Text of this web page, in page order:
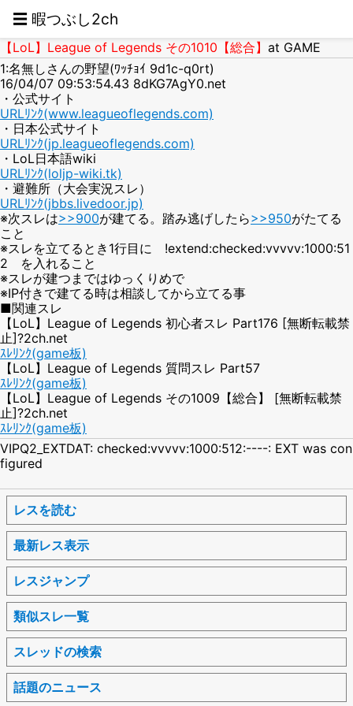
☰ 暇つぶし2ch
【LoL】League of Legends その1010【総合】 at GAME
1:名無しさんの野望(ﾜｯﾁｮｲ 9d1c-q0rt)
16/04/07 09:53:54.43 8dKG7AgY0.net
・公式サイト
URLﾘﾝｸ(www.leagueoflegends.com)
・日本公式サイト
URLﾘﾝｸ(jp.leagueoflegends.com)
・LoL日本語wiki
URLﾘﾝｸ(loljp-wiki.tk)
・避難所（大会実況スレ）
URLﾘﾝｸ(jbbs.livedoor.jp)
※次スレは>>900が建てる。踏み逃げしたら>>950がたてる
こと
※スレを立てるとき1行目に !extend:checked:vvvvv:1000:51
2 を入れること
※スレが建つまではゆっくりめで
※IP付きで建てる時は相談してから立てる事
■関連スレ
【LoL】League of Legends 初心者スレ Part176 [無断転載禁
止]?2ch.net
ｽﾚﾘﾝｸ(game板)
【LoL】League of Legends 質問スレ Part57
ｽﾚﾘﾝｸ(game板)
【LoL】League of Legends その1009【総合】 [無断転載禁
止]?2ch.net
ｽﾚﾘﾝｸ(game板)
VIPQ2_EXTDAT: checked:vvvvv:1000:512:----: EXT was con
figured
レスを読む
最新レス表示
レスジャンプ
類似スレ一覧
スレッドの検索
話題のニュース